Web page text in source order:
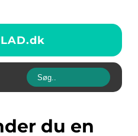
dk